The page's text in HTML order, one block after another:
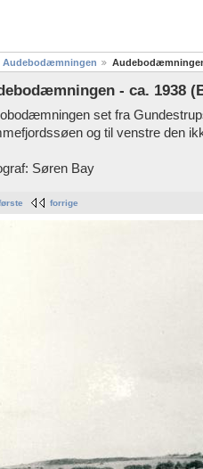
Audebodæmningen
- ca. 1938
set fra
og til venstre den
Søren Bay
forrige